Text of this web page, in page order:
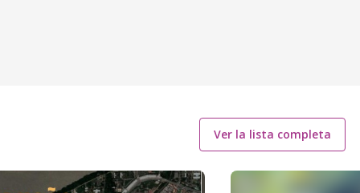
Ver la lista completa